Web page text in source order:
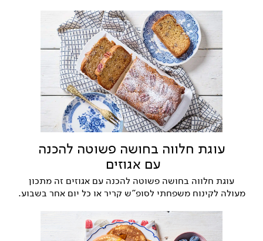
עוגת חלווה בחושה פשוטה להכנה
עם אגוזים
עוגת חלווה בחושה פשוטה להכנה עם אגוזים זה מתכון
מעולה לקינוח משפחתי לסופ"ש קריר או כל יום אחר בשבוע.